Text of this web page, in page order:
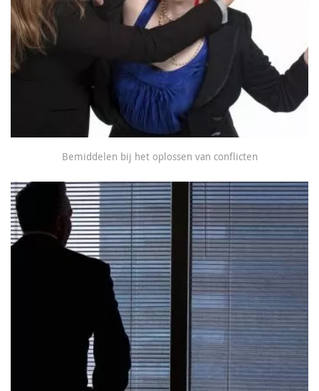
Bemiddelen bij het oplossen van conflicten